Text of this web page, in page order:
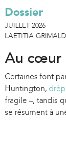
Dossier
JUILLET 2026
LAETITIA
Au cœur
Certaines font
Huntington,
fragile –, tandis
se résument à